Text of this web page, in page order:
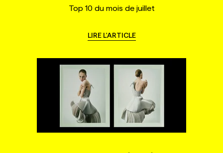
Top 10 du mois de juillet
LIRE L'ARTICLE